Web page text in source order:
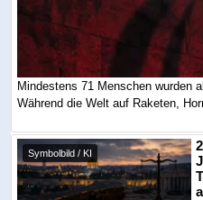
Mindestens 71 Menschen wurden
Während die Welt auf Raketen,
Symbolbild / KI